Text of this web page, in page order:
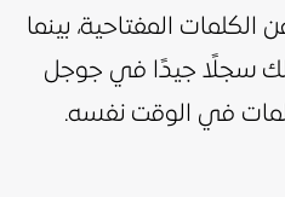
المفتاحية، بينما
سجلًا جيدًا في جوجل
في الوقت نفسه.